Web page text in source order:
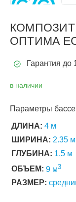
ОПТИМА
Гарантия до
в наличии
Параметры
ДЛИНА: 4 м
ШИРИНА: 2.35 м
ГЛУБИНА: 1.5 м
ОБЪЕМ: 9 м3
РАЗМЕР: